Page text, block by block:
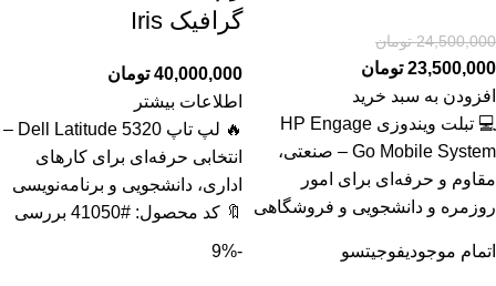
24,500,000 تومان
23,500,000 تومان
افزودن به سبد خرید
💻 تبلت ویندوزی HP Engage
Go Mobile System – صنعتی،
مقاوم و حرفه‌ای برای امور
روزمره و دانشجویی و فروشگاهی
گرافیک Iris
40,000,000 تومان
اطلاعات بیشتر
🔥 لپ تاپ Dell Latitude 5320 –
انتخابی حرفه‌ای برای کارهای
اداری، دانشجویی و برنامه‌نویسی
🔖 کد محصول: #41050 بررسی
اتمام موجودیفوجیتسو -9%